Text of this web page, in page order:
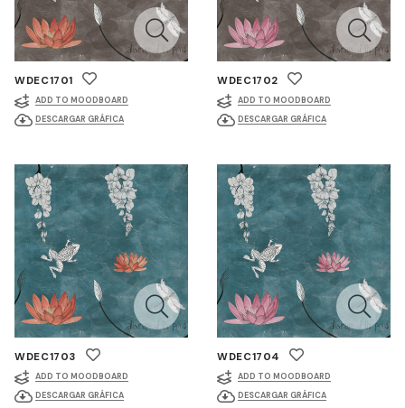
WDEC1701
ADD TO MOODBOARD
DESCARGAR GRÁFICA
WDEC1702
ADD TO MOODBOARD
DESCARGAR GRÁFICA
WDEC1703
ADD TO MOODBOARD
DESCARGAR GRÁFICA
WDEC1704
ADD TO MOODBOARD
DESCARGAR GRÁFICA